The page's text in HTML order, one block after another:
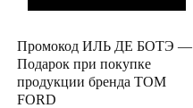
Промокод ИЛЬ ДЕ БОТЭ —
Подарок при покупке
продукции бренда TOM
FORD